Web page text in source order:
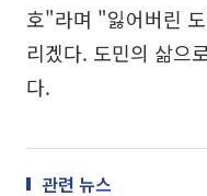
호"라며 "잃어버린
리겠다. 도민의 삶으
다.
관련 뉴스